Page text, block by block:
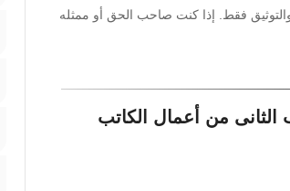
فقط. إذا كنت صاحب الحق أو ممثله
من أعمال الكاتب